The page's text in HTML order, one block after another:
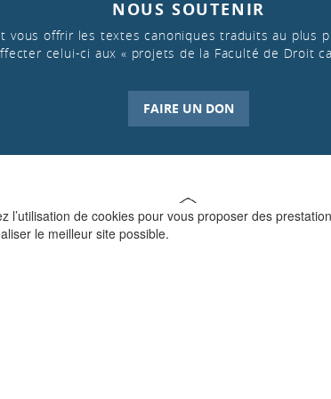
l’utilisation de cookies pour vous proposer des
le meilleur site possible.
NOUS SOUTENIR
offrir les textes canoniques traduits au plus
celui-ci aux « projets de la Faculté de Droit
FAIRE UN DON